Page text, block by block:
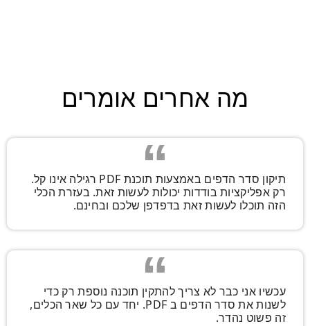
מה אחרים אומרים
תיקון סדר הדפים באמצעות תוכנת PDF רגילה אינו קל.
רק אפליקציות בודדות יכולות לעשות זאת. בעזרת הכלי
הזה תוכלו לעשות זאת בדפדפן שלכם ובחינם.
עכשיו אני כבר לא צריך להתקין תוכנה נוספת רק כדי
לשנות את סדר הדפים ב PDF. יחד עם כל שאר הכלים,
זה פשוט נהדר.